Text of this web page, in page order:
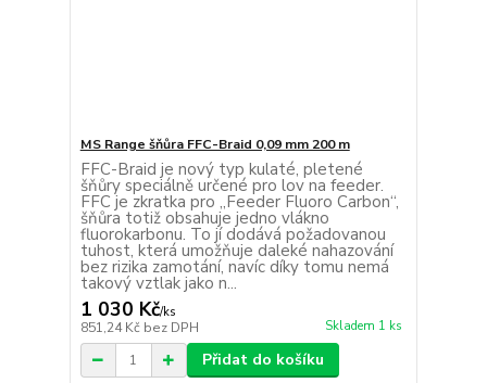
MS Range šňůra FFC-Braid 0,09 mm 200 m
FFC-Braid je nový typ kulaté, pletené
šňůry speciálně určené pro lov na feeder.
FFC je zkratka pro „Feeder Fluoro Carbon“,
šňůra totiž obsahuje jedno vlákno
fluorokarbonu. To jí dodává požadovanou
tuhost, která umožňuje daleké nahazování
bez rizika zamotání, navíc díky tomu nemá
takový vztlak jako n...
1 030 Kč/ks
851,24 Kč bez DPH Skladem 1 ks
Přidat do košíku